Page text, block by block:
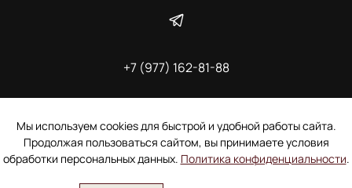
+7 (977) 162-81-88
Пользовательское соглашение
Электронное согласие покупателя на рассылку
Согласие на обработку персональных данных
Мы используем cookies для быстрой и удобной работы сайта.
Продолжая пользоваться сайтом, вы принимаете условия
обработки персональных данных. Политика конфиденциальности.